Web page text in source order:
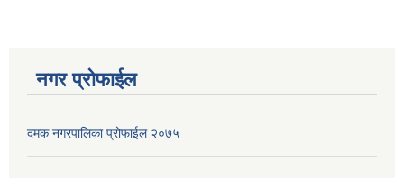
नगर प्रोफाईल
दमक नगरपालिका प्रोफाईल २०७५